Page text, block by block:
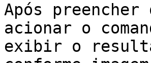
Após
acionar o
exibir o